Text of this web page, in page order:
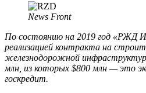
News Front
По состоянию на 2019 год «РЖД
реализацией контракта на
железнодорожной
млн, из которых $800 млн — это
госкредит.